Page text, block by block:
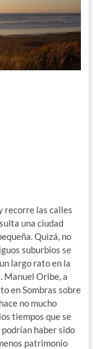
recorre las calles
una ciudad
Quizá, no
suburbios se
largo rato en la
Manuel Oribe, a
en Sombras sobre
no mucho
tiempos que se
haber sido
patrimonio